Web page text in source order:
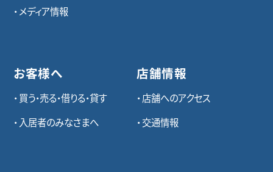
メディア情報
お客様へ
買う・売る・借りる・貸す
入居者のみなさまへ
店舗情報
店舗へのアクセス
交通情報